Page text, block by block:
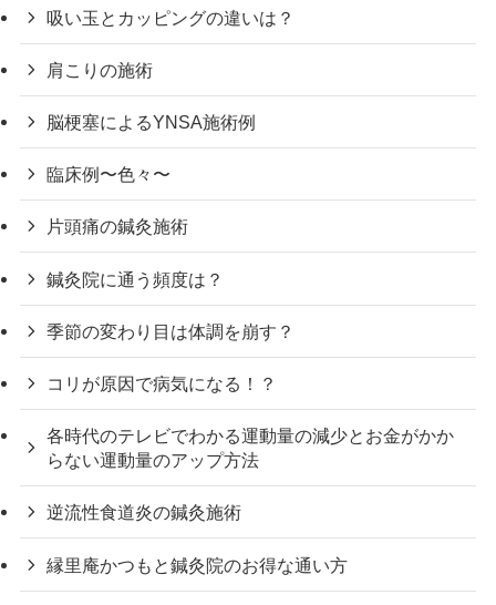
吸い玉とカッピングの違いは？
肩こりの施術
脳梗塞によるYNSA施術例
臨床例〜色々〜
片頭痛の鍼灸施術
鍼灸院に通う頻度は？
季節の変わり目は体調を崩す？
コリが原因で病気になる！？
各時代のテレビでわかる運動量の減少とお金がかか
らない運動量のアップ方法
逆流性食道炎の鍼灸施術
縁里庵かつもと鍼灸院のお得な通い方